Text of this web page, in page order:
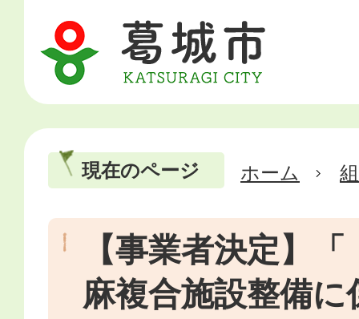
現在のページ ホーム
【事業者決定】
麻複合施設整備に